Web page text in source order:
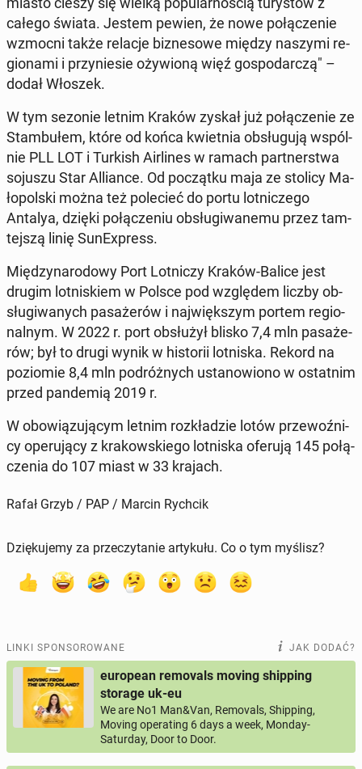
całego świata. Jestem pewien, że nowe po­łą­cze­nie
wzmocni także relacje biz­ne­so­we między naszymi re­
gio­na­mi i przy­nie­sie oży­wio­ną więź go­spo­dar­czą" –
dodał Włoszek.
W tym sezonie letnim Kraków zyskał już po­łą­cze­nie ze
Stam­bu­łem, które od końca kwiet­nia ob­słu­gu­ją wspól­
nie PLL LOT i Turkish Air­li­nes w ramach part­ner­stwa
sojuszu Star Al­lian­ce. Od po­cząt­ku maja ze stolicy Ma­
ło­pol­ski można też po­le­cieć do portu lot­ni­cze­go
Antalya, dzięki po­łą­cze­niu ob­słu­gi­wa­ne­mu przez tam­
tej­szą linię Su­nE­xpress.
Mię­dzy­na­ro­do­wy Port Lot­ni­czy Kraków-Balice jest
drugim lot­ni­skiem w Polsce pod wzglę­dem liczby ob­
słu­gi­wa­nych pa­sa­że­rów i naj­więk­szym portem re­gio­
nal­nym. W 2022 r. port ob­słu­żył blisko 7,4 mln pa­sa­że­
rów; był to drugi wynik w hi­sto­rii lot­ni­ska. Rekord na
po­zio­mie 8,4 mln po­dróż­nych usta­no­wio­no w ostat­nim
przed pan­de­mią 2019 r.
W obo­wią­zu­ją­cym letnim roz­kła­dzie lotów prze­woź­ni­
cy ope­ru­ją­cy z kra­kow­skie­go lot­ni­ska oferują 145 po­łą­
cze­nia do 107 miast w 33 krajach.
Rafał Grzyb / PAP / Marcin Rychcik
Dziękujemy za przeczytanie artykułu. Co o tym myślisz?
LINKI SPONSOROWANE JAK DODAĆ?
european removals moving shipping
storage uk-eu
We are No1 Man&Van, Removals, Shipping,
Moving operating 6 days a week, Monday-
Saturday, Door to Door.